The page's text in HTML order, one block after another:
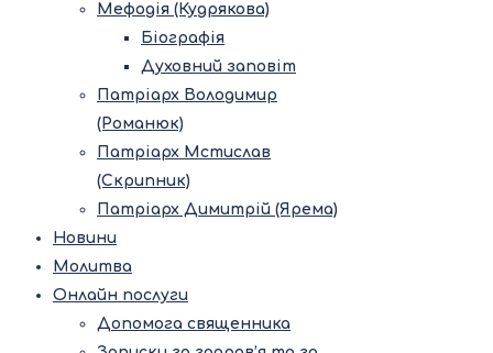
Мефодія (Кудрякова)
Біографія
Духовний заповіт
Патріарх Володимир
(Романюк)
Патріарх Мстислав
(Скрипник)
Патріарх Димитрій (Ярема)
Новини
Молитва
Онлайн послуги
Допомога священника